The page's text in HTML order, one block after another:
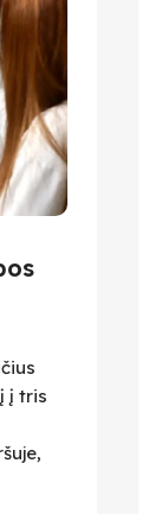
į tris